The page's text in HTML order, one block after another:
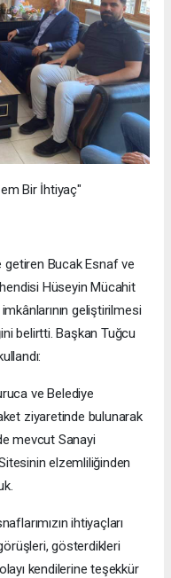
Bir İhtiyaç"
Bucak Esnaf ve
Hüseyin Mücahit
geliştirilmesi
belirtti. Başkan Tuğcu
ve Belediye
ziyaretinde bulunarak
mevcut Sanayi
elzemliliğinden
ihtiyaçları
gösterdikleri
kendilerine teşekkür